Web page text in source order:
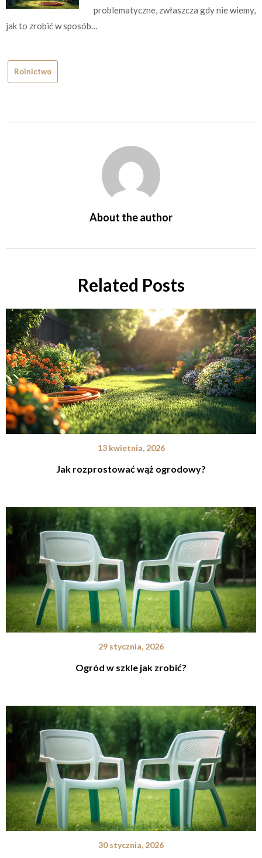
problematyczne, zwłaszcza gdy nie wiemy,
jak to zrobić w sposób…
Rolnictwo
About the author
Related Posts
13 kwietnia, 2026
Jak rozprostować wąż ogrodowy?
29 stycznia, 2026
Ogród w szkle jak zrobić?
30 stycznia, 2026